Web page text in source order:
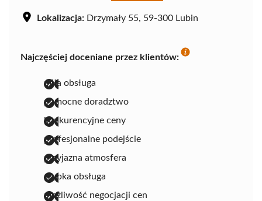
Lokalizacja: Drzymały 55, 59-300 Lubin
Najczęściej doceniane przez klientów:
miła obsługa
pomocne doradztwo
konkurencyjne ceny
profesjonalne podejście
przyjazna atmosfera
szybka obsługa
możliwość negocjacji cen